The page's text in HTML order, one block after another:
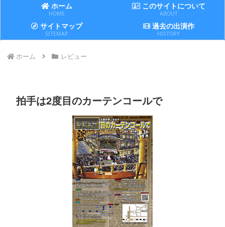
ホーム
HOME
このサイトについて
ABOUT
サイトマップ
SITEMAP
過去の出演作
HISTORY
ホーム レビュー
拍手は2度目のカーテンコールで
レビュー